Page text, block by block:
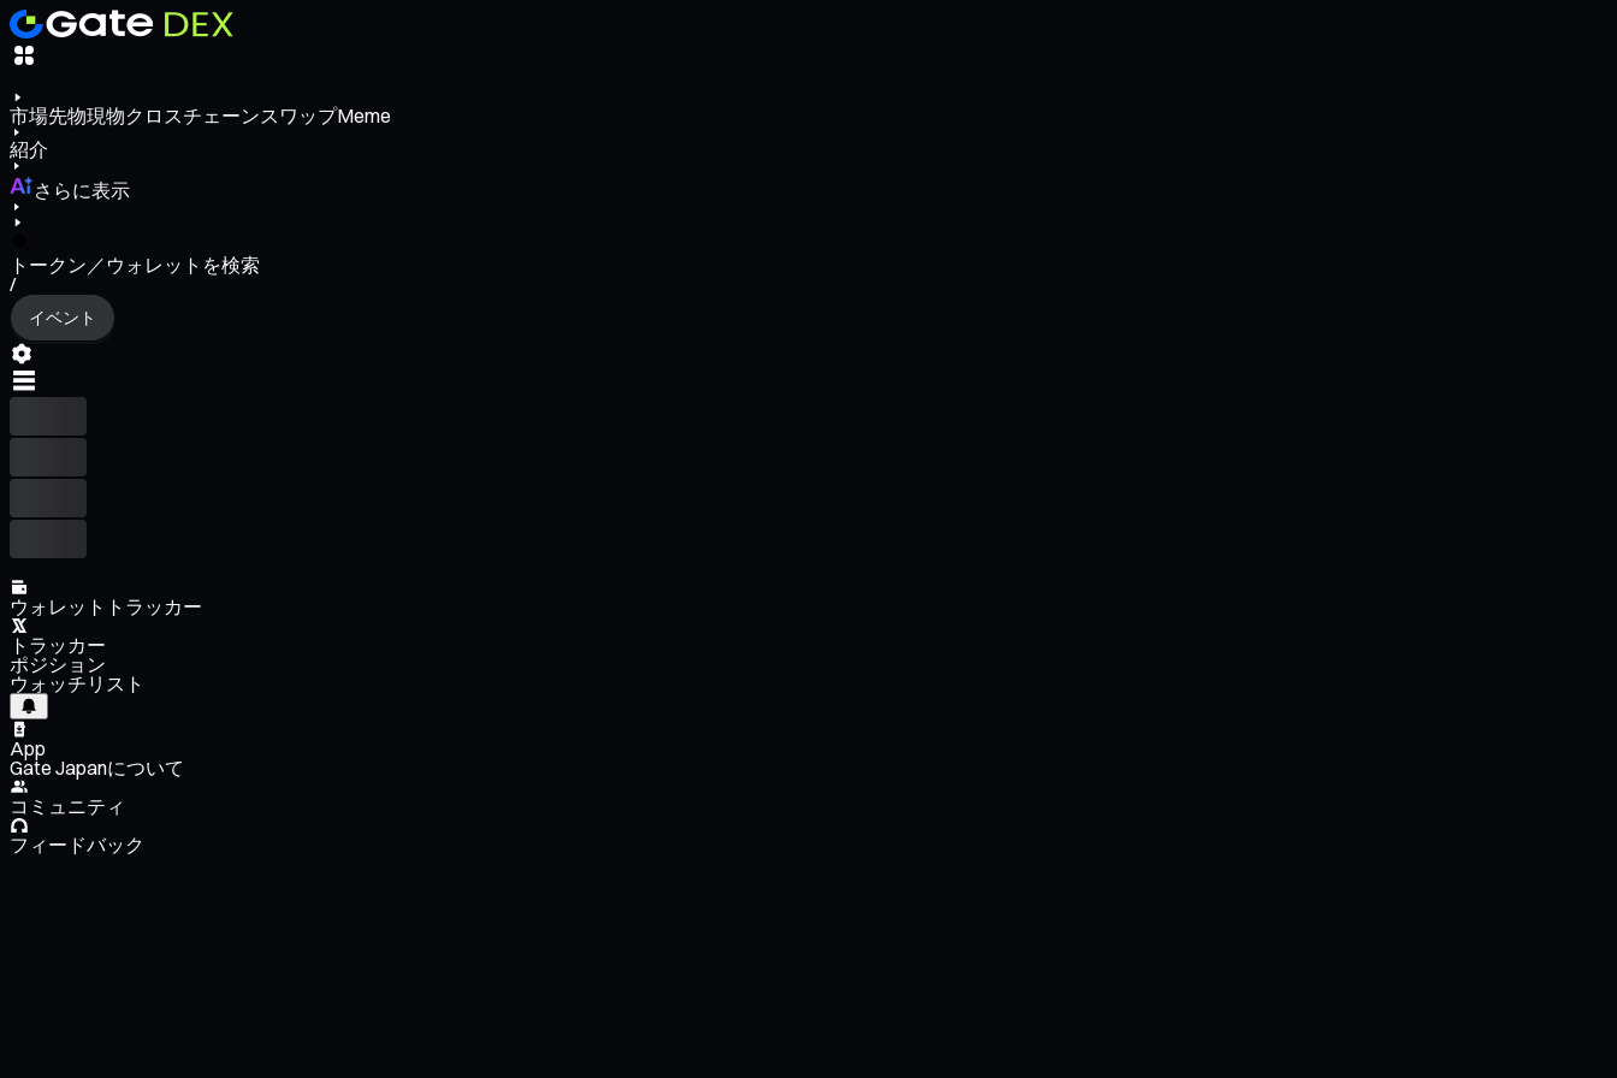
市場先物現物クロスチェーンスワップMeme
紹介
さらに表示
トークン／ウォレットを検索
/
イベント
ウォレットトラッカー
トラッカー
ポジション
ウォッチリスト
App
Gate Japanについて
コミュニティ
フィードバック